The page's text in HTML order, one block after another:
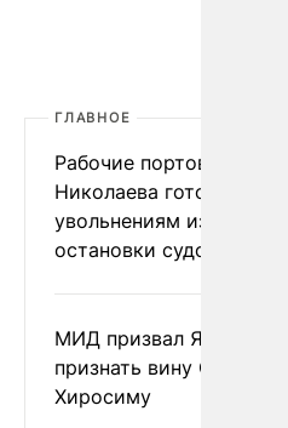
ГЛАВНОЕ
Рабочие портов
Николаева готовятся к
увольнениям из-за
остановки судоходства
МИД призвал Японию
признать вину США за
Хиросиму